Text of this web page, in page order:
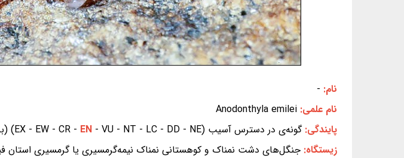
نام: -
نام علمی: Anodonthyla emilei
پایندگی:گونه‌ی در دسترس آسیب (EX - EW - CR - EN - VU - NT - LC - DD - NE) (بر پایه‌ی سیاهه‌ی سرخ IUCN)
زیستگاه: جنگل‌های دشت نمناک و کوهستانی نمناک نیمه‌گرمسیری یا گرمسیری استان